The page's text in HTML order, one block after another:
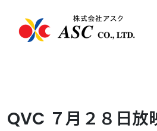
QVC ７月２８日放